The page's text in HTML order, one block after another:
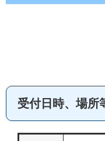
受付日時、場所